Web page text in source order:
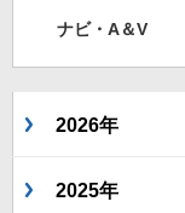
ナビ・A＆V
2026年
2025年